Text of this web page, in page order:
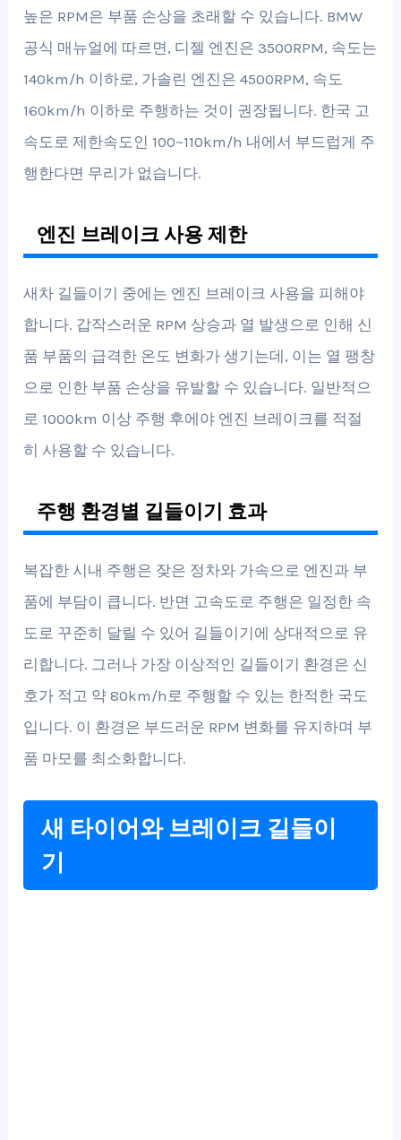
높은 RPM은 부품 손상을 초래할 수 있습니다. BMW
공식 매뉴얼에 따르면, 디젤 엔진은 3500RPM, 속도는
140km/h 이하로, 가솔린 엔진은 4500RPM, 속도
160km/h 이하로 주행하는 것이 권장됩니다. 한국 고
속도로 제한속도인 100~110km/h 내에서 부드럽게 주
행한다면 무리가 없습니다.
엔진 브레이크 사용 제한
새차 길들이기 중에는 엔진 브레이크 사용을 피해야
합니다. 갑작스러운 RPM 상승과 열 발생으로 인해 신
품 부품의 급격한 온도 변화가 생기는데, 이는 열 팽창
으로 인한 부품 손상을 유발할 수 있습니다. 일반적으
로 1000km 이상 주행 후에야 엔진 브레이크를 적절
히 사용할 수 있습니다.
주행 환경별 길들이기 효과
복잡한 시내 주행은 잦은 정차와 가속으로 엔진과 부
품에 부담이 큽니다. 반면 고속도로 주행은 일정한 속
도로 꾸준히 달릴 수 있어 길들이기에 상대적으로 유
리합니다. 그러나 가장 이상적인 길들이기 환경은 신
호가 적고 약 80km/h로 주행할 수 있는 한적한 국도
입니다. 이 환경은 부드러운 RPM 변화를 유지하며 부
품 마모를 최소화합니다.
새 타이어와 브레이크 길들이
기